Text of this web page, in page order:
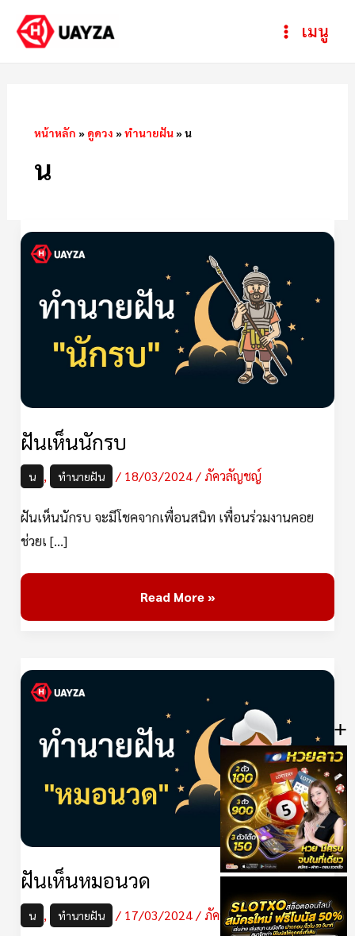
Mainเมนู
หน้าหลัก » ดูดวง »ทำนายฝัน »น
น
ฝันเห็นนักรบ
น , ทำนายฝัน / 18/03/2024/ภัควลัญชญ์
ฝันเห็นนักรบ จะมีโชคจากเพื่อนสนิท เพื่อนร่วมงานคอย
ช่วยเ […]
นักรบ
Read More »
ฝันเห็นหมอนวด
น , ทำนายฝัน / 17/03/2024/ภัควลัญชญ์
หมอ
นวด
Post
pagination
ห
ม
+